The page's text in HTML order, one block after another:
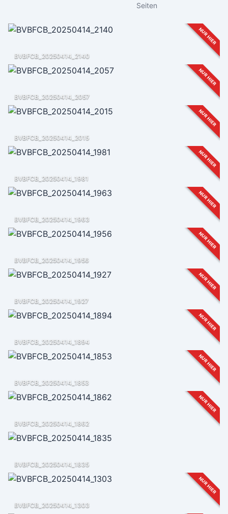
Seiten
NUR HIER
BVBFCB_20250414_2140
NUR HIER
BVBFCB_20250414_2057
NUR HIER
BVBFCB_20250414_2015
NUR HIER
BVBFCB_20250414_1981
NUR HIER
BVBFCB_20250414_1963
NUR HIER
BVBFCB_20250414_1956
NUR HIER
BVBFCB_20250414_1927
NUR HIER
BVBFCB_20250414_1894
NUR HIER
BVBFCB_20250414_1853
NUR HIER
BVBFCB_20250414_1862
BVBFCB_20250414_1835
NUR HIER
BVBFCB_20250414_1303